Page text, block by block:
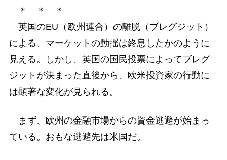
＊ ＊ ＊
英国のEU（欧州連合）の離脱（ブレグジット）
による、マーケットの動揺は終息したかのように
見える。しかし、英国の国民投票によってブレグ
ジットが決まった直後から、欧米投資家の行動に
は顕著な変化が見られる。
まず、欧州の金融市場からの資金逃避が始まっ
ている。おもな逃避先は米国だ。